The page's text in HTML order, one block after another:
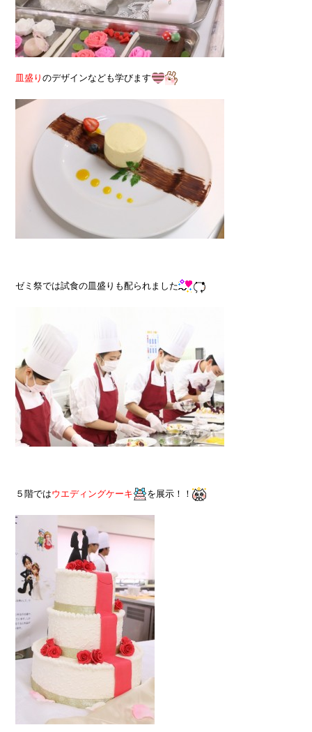
皿盛りのデザインなども学びます
ゼミ祭では試食の皿盛りも配られました
５階ではウエディングケーキ を展示！！